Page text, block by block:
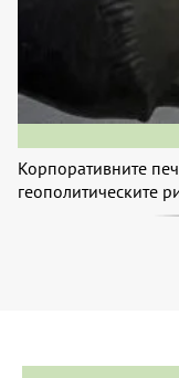
Корпоративните
геополитическите